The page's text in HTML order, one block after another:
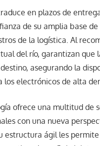
en plazos de
de su amplia base
de la logística. Al
del río, garantizan que
asegurando la
los electrónicos de alta
ofrece una multitud de
con una nueva
estructura ágil les